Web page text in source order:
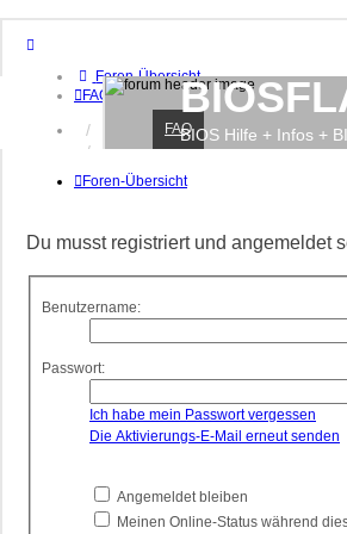
Foren-Übersicht
FAQ
Anmelden
Registrieren
BIOS Hilfe + Infos +
FAQ
Foren-Übersicht
Du musst registriert und angemeldet
Benutzername:
Passwort:
Ich habe mein Passwort vergessen
Die Aktivierungs-E-Mail erneut senden
Angemeldet bleiben
Meinen Online-Status während